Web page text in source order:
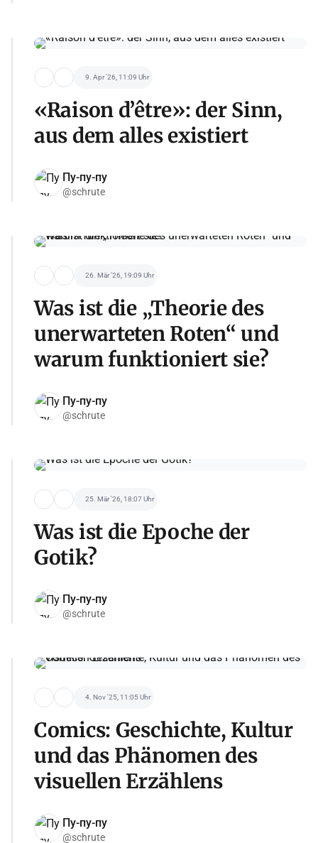
9. Apr '26, 11:09 Uhr
«Raison d’être»: der Sinn,
aus dem alles existiert
Пу-пу-пу
@schrute
26. Mär '26, 19:09 Uhr
Was ist die „Theorie des
unerwarteten Roten“ und
warum funktioniert sie?
Пу-пу-пу
@schrute
25. Mär '26, 18:07 Uhr
Was ist die Epoche der
Gotik?
Пу-пу-пу
@schrute
4. Nov '25, 11:05 Uhr
Comics: Geschichte, Kultur
und das Phänomen des
visuellen Erzählens
Пу-пу-пу
@schrute